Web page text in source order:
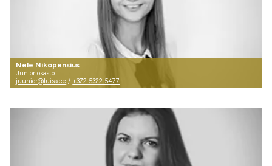
Nele Nikopensius
Junioriosasto
juunior@luisa.ee / +372 5322 5477